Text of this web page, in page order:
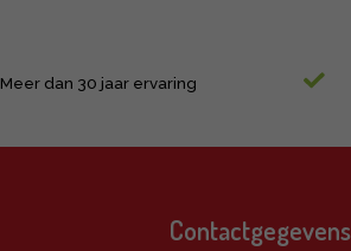
Meer dan 30 jaar ervaring
Contactgegevens